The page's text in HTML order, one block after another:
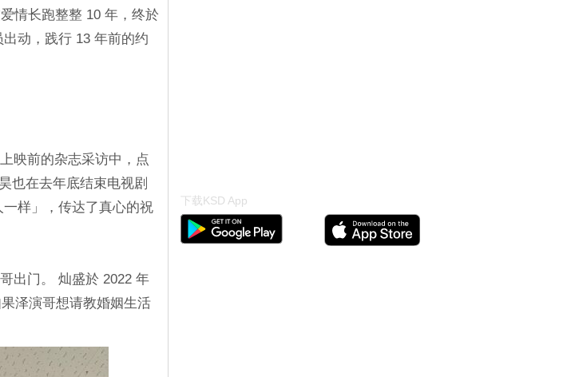
情长跑整整 10 年，终於
动，践行 13 年前的约
映前的杂志采访中，点
也在去年底结束电视剧
一样」，传达了真心的祝
出门。 灿盛於 2022 年
泽演哥想请教婚姻生活
下载KSD App